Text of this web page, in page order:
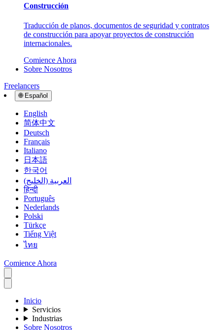
Construcción
Traducción de planos, documentos de seguridad y contratos
de construcción para apoyar proyectos de construcción
internacionales.
Comience Ahora
Sobre Nosotros
Freelancers
🌐 Español
English
简体中文
Deutsch
Français
Italiano
日本語
한국어
العربية (الخليج)
हिन्दी
Português
Nederlands
Polski
Türkçe
Tiếng Việt
ไทย
Comience Ahora
Inicio
Servicios
Industrias
Sobre Nosotros